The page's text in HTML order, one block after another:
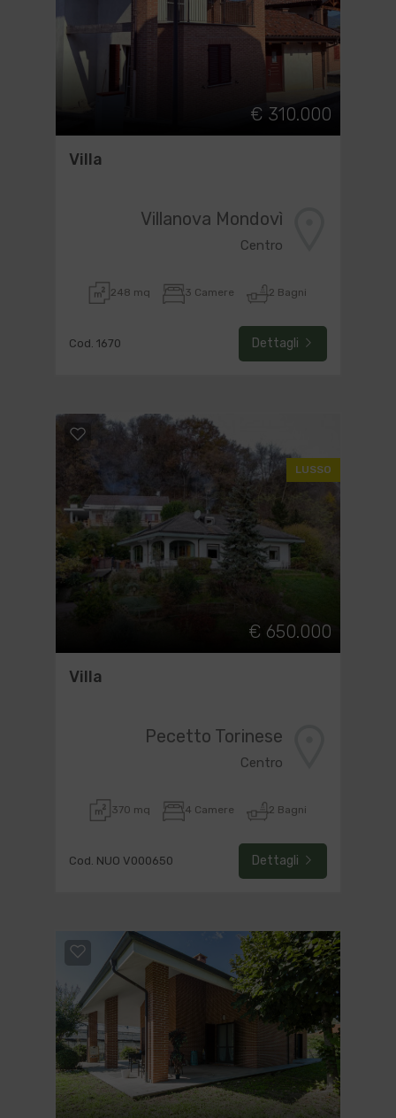
€ 310.000
Villa
Villanova Mondovì
Centro
248 mq 3 Camere 2 Bagni
Cod. 1670 Dettagli
LUSSO
€ 650.000
Villa
Pecetto Torinese
Centro
370 mq 4 Camere 2 Bagni
Cod. NUO V000650 Dettagli